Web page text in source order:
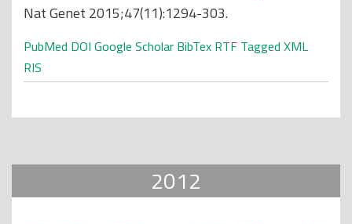
Nat Genet 2015;47(11):1294-303.
PubMed DOI Google Scholar BibTex RTF Tagged XML
RIS
2012